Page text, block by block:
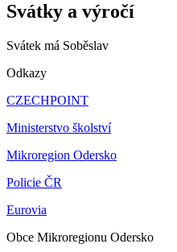
Svátky a výročí
Svátek má Soběslav
Odkazy
CZECHPOINT
Ministerstvo školství
Mikroregion Odersko
Policie ČR
Eurovia
Obce Mikroregionu Odersko